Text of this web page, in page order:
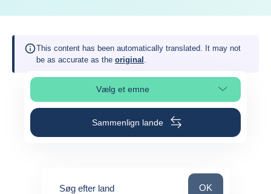
This content has been automatically translated. It may not
be as accurate as the original .
Vælg et emneVælg sideafsnit
Sammenlign lande
Søg efter land Søg efter land
OK